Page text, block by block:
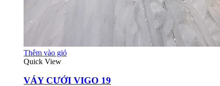
Thêm vào giỏ
Quick View
VÁY CƯỚI VIGO 19